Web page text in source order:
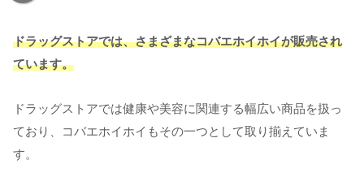
ドラッグストアでは、さまざまなコバエホイホイが販売され
ています。
ドラッグストアでは健康や美容に関連する幅広い商品を扱っ
ており、コバエホイホイもその一つとして取り揃えていま
す。